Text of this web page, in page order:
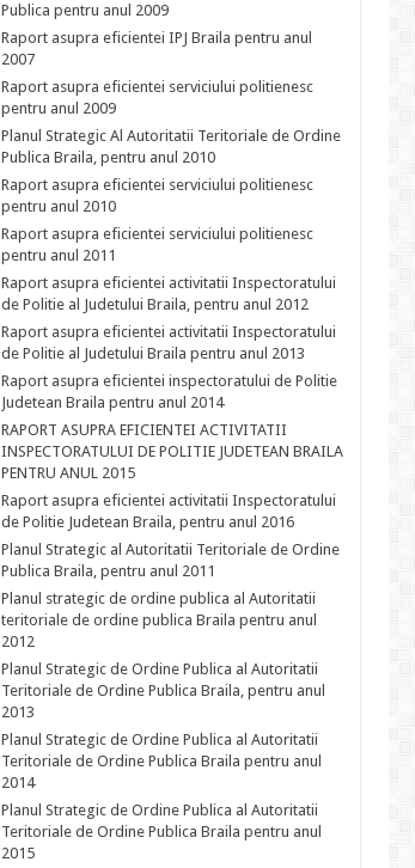
Publica pentru anul 2009
Raport asupra eficientei IPJ Braila pentru anul
2007
Raport asupra eficientei serviciului politienesc
pentru anul 2009
Planul Strategic Al Autoritatii Teritoriale de Ordine
Publica Braila, pentru anul 2010
Raport asupra eficientei serviciului politienesc
pentru anul 2010
Raport asupra eficientei serviciului politienesc
pentru anul 2011
Raport asupra eficientei activitatii Inspectoratului
de Politie al Judetului Braila, pentru anul 2012
Raport asupra eficientei activitatii Inspectoratului
de Politie al Judetului Braila pentru anul 2013
Raport asupra eficientei inspectoratului de Politie
Judetean Braila pentru anul 2014
RAPORT ASUPRA EFICIENTEI ACTIVITATII
INSPECTORATULUI DE POLITIE JUDETEAN BRAILA
PENTRU ANUL 2015
Raport asupra eficientei activitatii Inspectoratului
de Politie Judetean Braila, pentru anul 2016
Planul Strategic al Autoritatii Teritoriale de Ordine
Publica Braila, pentru anul 2011
Planul strategic de ordine publica al Autoritatii
teritoriale de ordine publica Braila pentru anul
2012
Planul Strategic de Ordine Publica al Autoritatii
Teritoriale de Ordine Publica Braila, pentru anul
2013
Planul Strategic de Ordine Publica al Autoritatii
Teritoriale de Ordine Publica Braila pentru anul
2014
Planul Strategic de Ordine Publica al Autoritatii
Teritoriale de Ordine Publica Braila pentru anul
2015